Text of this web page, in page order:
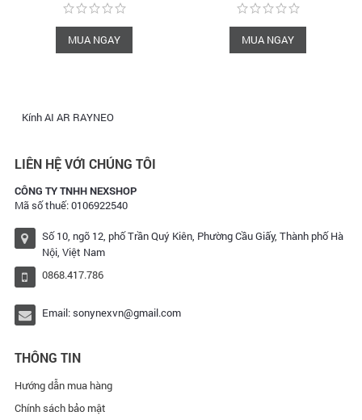
MUA NGAY MUA NGAY
Kính AI AR RAYNEO
LIÊN HỆ VỚI CHÚNG TÔI
CÔNG TY TNHH NEXSHOP
Mã số thuế: 0106922540
Số 10, ngõ 12, phố Trần Quý Kiên, Phường Cầu Giấy, Thành phố Hà
Nội, Việt Nam
0868.417.786
Email:sonynexvn@gmail.com
THÔNG TIN
Hướng dẫn mua hàng
Chính sách bảo mật